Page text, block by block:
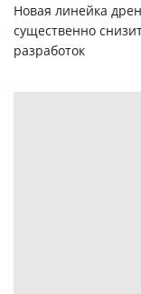
Новая линейка
существенно
разработок